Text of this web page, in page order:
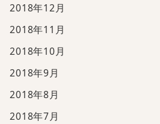
2018年12月
2018年11月
2018年10月
2018年9月
2018年8月
2018年7月